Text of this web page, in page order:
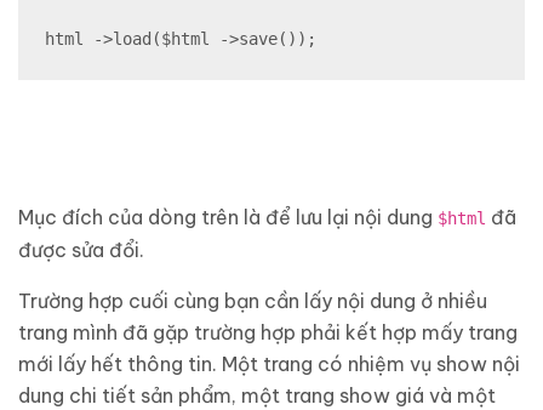
html ->load($html ->save());
Mục đích của dòng trên là để lưu lại nội dung $html đã
được sửa đổi.
Trường hợp cuối cùng bạn cần lấy nội dung ở nhiều
trang mình đã gặp trường hợp phải kết hợp mấy trang
mới lấy hết thông tin. Một trang có nhiệm vụ show nội
dung chi tiết sản phẩm, một trang show giá và một